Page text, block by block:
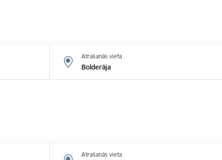
Atrašanās vieta
Bolderāja
Atrašanās vieta